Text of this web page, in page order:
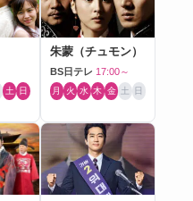
土 日
朱蒙（チュモン）
BS日テレ 17:00～
月 火 水 木 金 土 日